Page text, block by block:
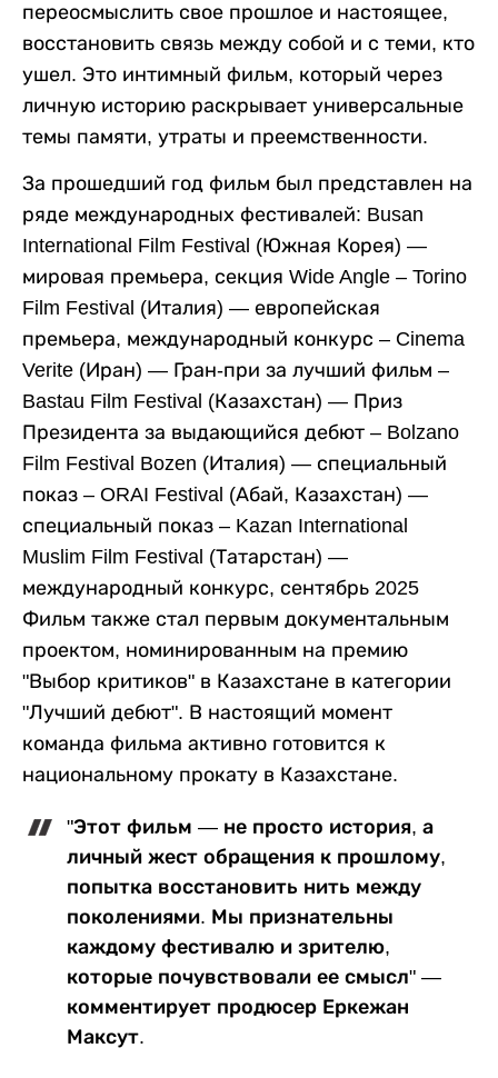
переосмыслить свое прошлое и настоящее,
восстановить связь между собой и с теми, кто
ушел. Это интимный фильм, который через
личную историю раскрывает универсальные
темы памяти, утраты и преемственности.
За прошедший год фильм был представлен на
ряде международных фестивалей: Busan
International Film Festival (Южная Корея) —
мировая премьера, секция Wide Angle – Torino
Film Festival (Италия) — европейская
премьера, международный конкурс – Cinema
Verite (Иран) — Гран-при за лучший фильм –
Bastau Film Festival (Казахстан) — Приз
Президента за выдающийся дебют – Bolzano
Film Festival Bozen (Италия) — специальный
показ – ORAI Festival (Абай, Казахстан) —
специальный показ – Kazan International
Muslim Film Festival (Татарстан) —
международный конкурс, сентябрь 2025
Фильм также стал первым документальным
проектом, номинированным на премию
"Выбор критиков" в Казахстане в категории
"Лучший дебют". В настоящий момент
команда фильма активно готовится к
национальному прокату в Казахстане.
"Этот фильм — не просто история, а
личный жест обращения к прошлому,
попытка восстановить нить между
поколениями. Мы признательны
каждому фестивалю и зрителю,
которые почувствовали ее смысл" —
комментирует продюсер Еркежан
Максут.